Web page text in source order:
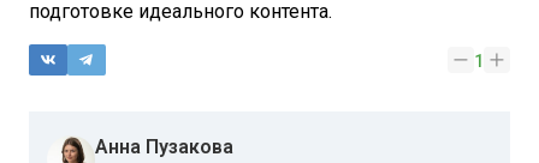
подготовке идеального контента.
1
Анна Пузакова